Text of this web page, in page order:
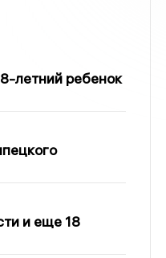
летний ребенок
и еще 18